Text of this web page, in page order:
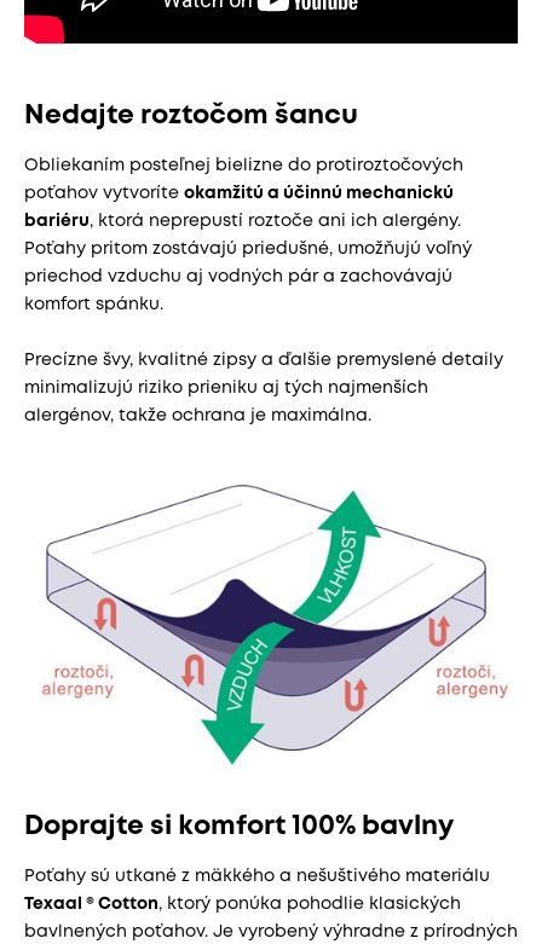
Nedajte roztočom šancu
Obliekaním posteľnej bielizne do protiroztočových
poťahov vytvoríte okamžitú a účinnú mechanickú
bariéru, ktorá neprepustí roztoče ani ich alergény.
Poťahy pritom zostávajú priedušné, umožňujú voľný
priechod vzduchu aj vodných pár a zachovávajú
komfort spánku.
Precízne švy, kvalitné zipsy a ďalšie premyslené detaily
minimalizujú riziko prieniku aj tých najmenších
alergénov, takže ochrana je maximálna.
Doprajte si komfort 100% bavlny
Poťahy sú utkané z mäkkého a nešuštivého materiálu
Texaal ® Cotton, ktorý ponúka pohodlie klasických
bavlnených poťahov. Je vyrobený výhradne z prírodných